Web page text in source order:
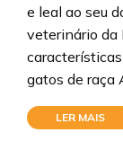
e leal ao seu
veterinário da
gatos de raça
LER MAIS